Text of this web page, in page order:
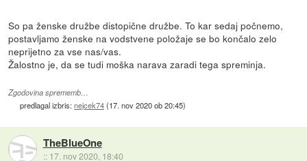
So pa ženske družbe distopične družbe. To kar sedaj počnemo,
postavljamo ženske na vodstvene položaje se bo končalo zelo
neprijetno za vse nas/vas.
Žalostno je, da se tudi moška narava zaradi tega spreminja.
Zgodovina sprememb…
predlagal izbris:nejcek74(17. nov 2020 ob 20:45)
TheBlueOne
:: 17. nov 2020, 18:40